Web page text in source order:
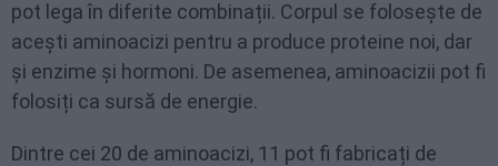
pot lega în diferite combinații. Corpul se folosește de
acești aminoacizi pentru a produce proteine noi, dar
și enzime și hormoni. De asemenea, aminoacizii pot fi
folosiți ca sursă de energie.
Dintre cei 20 de aminoacizi, 11 pot fi fabricați de